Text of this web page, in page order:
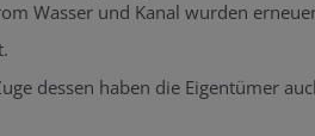
Wasser und Kanal wurden
dessen haben die Eigentümer